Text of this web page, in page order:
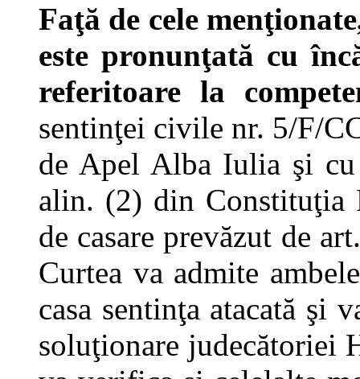
Faţă de cele
este pronunţată cu
referitoare la
sentinţei civile nr. 5/F/
de Apel Alba Iulia şi cu
alin. (2) din
de casare prevăzut de
Curtea va admite
casa sentinţa atacată şi
soluţionare judecătoriei